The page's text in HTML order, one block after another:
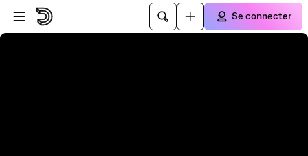
Passer au player
Passer au contenu principal
Se connecter